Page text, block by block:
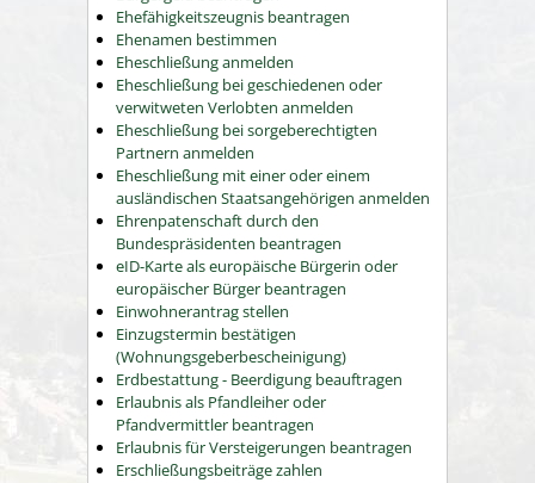
Ehefähigkeitszeugnis beantragen
Ehenamen bestimmen
Eheschließung anmelden
Eheschließung bei geschiedenen oder
verwitweten Verlobten anmelden
Eheschließung bei sorgeberechtigten
Partnern anmelden
Eheschließung mit einer oder einem
ausländischen Staatsangehörigen anmelden
Ehrenpatenschaft durch den
Bundespräsidenten beantragen
eID-Karte als europäische Bürgerin oder
europäischer Bürger beantragen
Einwohnerantrag stellen
Einzugstermin bestätigen
(Wohnungsgeberbescheinigung)
Erdbestattung - Beerdigung beauftragen
Erlaubnis als Pfandleiher oder
Pfandvermittler beantragen
Erlaubnis für Versteigerungen beantragen
Erschließungsbeiträge zahlen